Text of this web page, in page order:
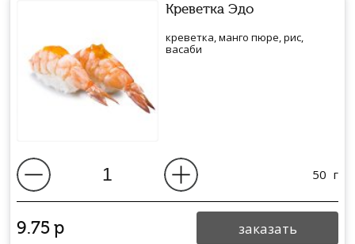
Креветка Эдо
креветка, манго пюре, рис,
васаби
50 г
9.75р заказать